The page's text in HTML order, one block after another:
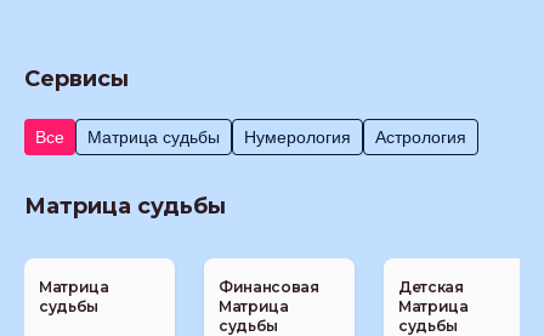
Сервисы
Все Матрица судьбы Нумерология Астрология
Матрица судьбы
Матрица
судьбы
Финансовая
Матрица
судьбы
Детская
Матрица
судьбы